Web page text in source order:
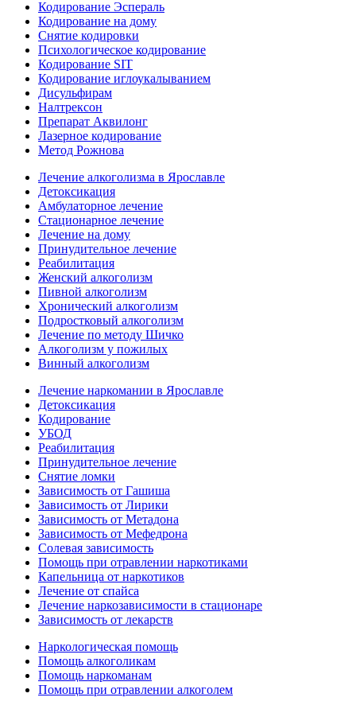
Кодирование Эспераль
Кодирование на дому
Снятие кодировки
Психологическое кодирование
Кодирование SIT
Кодирование иглоукалыванием
Дисульфирам
Налтрексон
Препарат Аквилонг
Лазерное кодирование
Метод Рожнова
Лечение алкоголизма в Ярославле
Детоксикация
Амбулаторное лечение
Стационарное лечение
Лечение на дому
Принудительное лечение
Реабилитация
Женский алкоголизм
Пивной алкоголизм
Хронический алкоголизм
Подростковый алкоголизм
Лечение по методу Шичко
Алкоголизм у пожилых
Винный алкоголизм
Лечение наркомании в Ярославле
Детоксикация
Кодирование
УБОД
Реабилитация
Принудительное лечение
Снятие ломки
Зависимость от Гашиша
Зависимость от Лирики
Зависимость от Метадона
Зависимость от Мефедрона
Солевая зависимость
Помощь при отравлении наркотиками
Капельница от наркотиков
Лечение от спайса
Лечение наркозависимости в стационаре
Зависимость от лекарств
Наркологическая помощь
Помощь алкоголикам
Помощь наркоманам
Помощь при отравлении алкоголем